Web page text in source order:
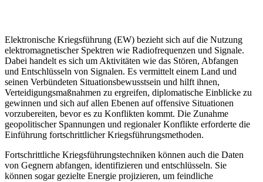
Elektronische Kriegsführung (EW) bezieht sich auf die Nutzung
elektromagnetischer Spektren wie Radiofrequenzen und Signale.
Dabei handelt es sich um Aktivitäten wie das Stören, Abfangen
und Entschlüsseln von Signalen. Es vermittelt einem Land und
seinen Verbündeten Situationsbewusstsein und hilft ihnen,
Verteidigungsmaßnahmen zu ergreifen, diplomatische Einblicke zu
gewinnen und sich auf allen Ebenen auf offensive Situationen
vorzubereiten, bevor es zu Konflikten kommt. Die Zunahme
geopolitischer Spannungen und regionaler Konflikte erforderte die
Einführung fortschrittlicher Kriegsführungsmethoden.
Fortschrittliche Kriegsführungstechniken können auch die Daten
von Gegnern abfangen, identifizieren und entschlüsseln. Sie
können sogar gezielte Energie projizieren, um feindliche